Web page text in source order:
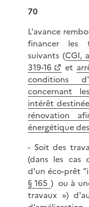
70
L'avance
financer les
suivants (CGI,
319-16
et
conditions
concernant
intérêt
rénovation
énergétique
- Soit des
(dans les cas
d'un éco-prêt
§ 165 ) ou à
travaux »)